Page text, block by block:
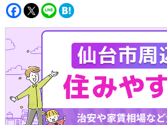
Facebook
Twitter
Line